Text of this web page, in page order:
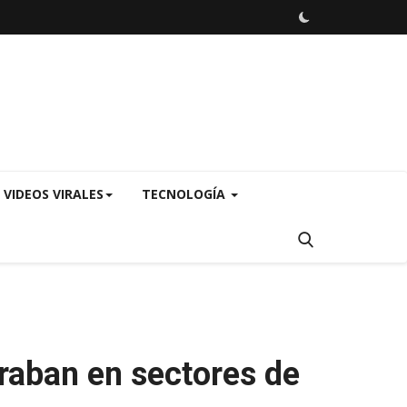
VIDEOS VIRALES TECNOLOGÍA
en sectores de